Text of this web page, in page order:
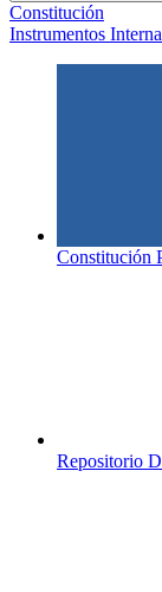
Constitución
Instrumentos
Constitución
Repositorio